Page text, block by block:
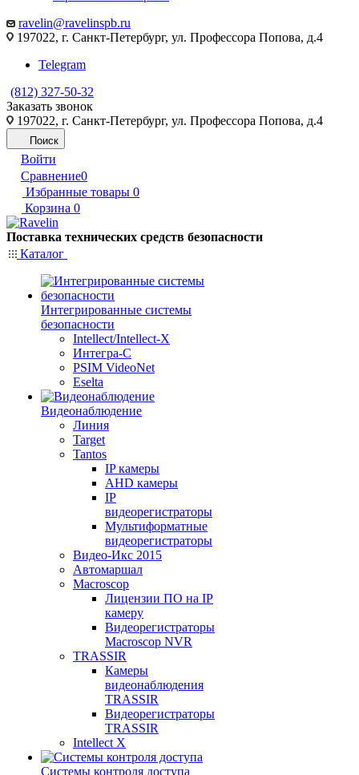
ravelin@ravelinspb.ru
197022, г. Санкт-Петербург, ул. Профессора Попова, д.4
Telegram
(812) 327-50-32
Заказать звонок
197022, г. Санкт-Петербург, ул. Профессора Попова, д.4
Поиск
Войти
Сравнение0
Избранные товары 0
Корзина 0
Поставка технических средств безопасности
Каталог
Интегрированные системы
безопасности
Intellect/Intellect-X
Интегра-С
PSIM VideoNet
Eselta
Видеонаблюдение
Линия
Target
Tantos
IP камеры
AHD камеры
IP
видеорегистраторы
Мультиформатные
видеорегистраторы
Видео-Икс 2015
Автомаршал
Macroscop
Лицензии ПО на IP
камеру
Видеорегистраторы
Macroscop NVR
TRASSIR
Камеры
видеонаблюдения
TRASSIR
Видеорегистраторы
TRASSIR
Intellect X
Системы контроля доступа